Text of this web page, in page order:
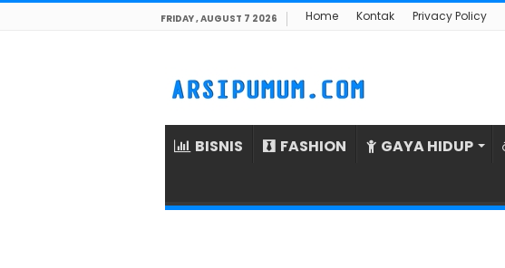
FRIDAY , AUGUST 7 2026 Home Kontak Privacy Policy
BISNIS FASHION GAYA HIDUP